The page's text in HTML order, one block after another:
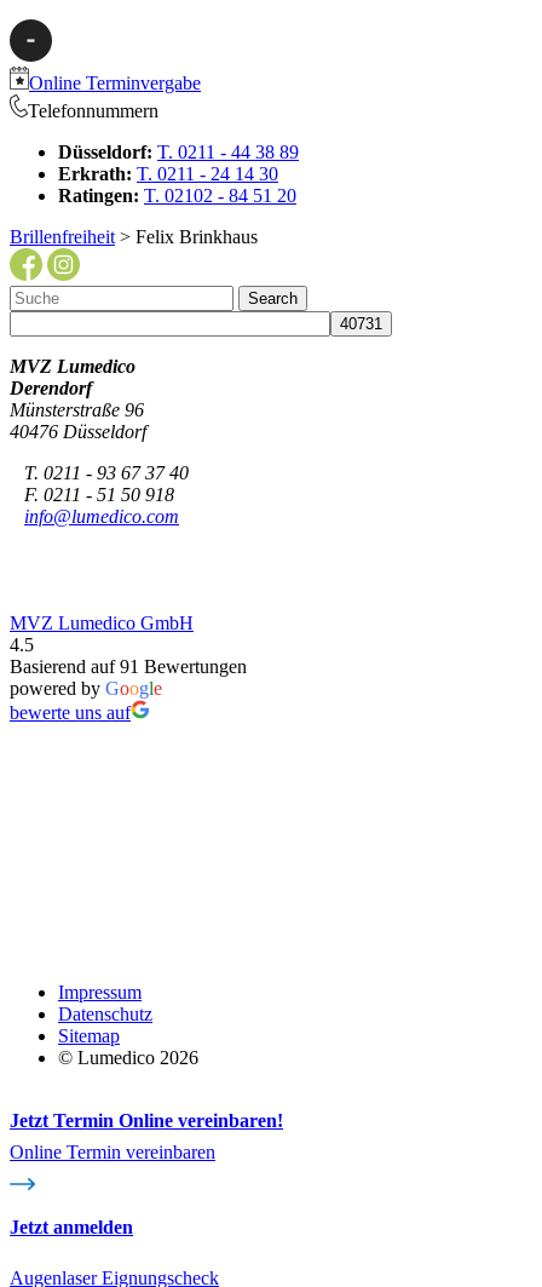
Online Terminvergabe
Telefonnummern
Düsseldorf: T. 0211 - 44 38 89
Erkrath: T. 0211 - 24 14 30
Ratingen: T. 02102 - 84 51 20
Brillenfreiheit > Felix Brinkhaus
MVZ Lumedico
Derendorf
Münsterstraße 96
40476 Düsseldorf
T. 0211 - 93 67 37 40
F. 0211 - 51 50 918
info@lumedico.com
MVZ Lumedico GmbH
4.5
Basierend auf 91 Bewertungen
powered by Google
bewerte uns auf
Impressum
Datenschutz
Sitemap
© Lumedico 2026
Jetzt Termin Online vereinbaren!
Online Termin vereinbaren
Jetzt anmelden
Augenlaser Eignungscheck